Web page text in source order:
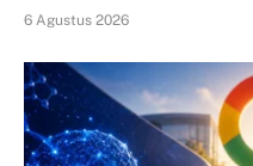
6 Agustus 2026